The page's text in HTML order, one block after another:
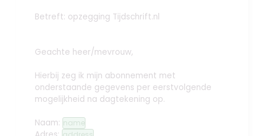
Betreft: opzegging Tijdschrift.nl
Geachte heer/mevrouw,
Hierbij zeg ik mijn abonnement met
onderstaande gegevens per eerstvolgende
mogelijkheid na dagtekening op.
Naam: name